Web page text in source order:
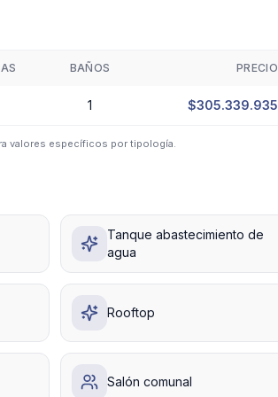
BAÑOS PRECIO
1 $305.339.935
valores específicos por tipología.
Tanque abastecimiento de
agua
Rooftop
Salón comunal